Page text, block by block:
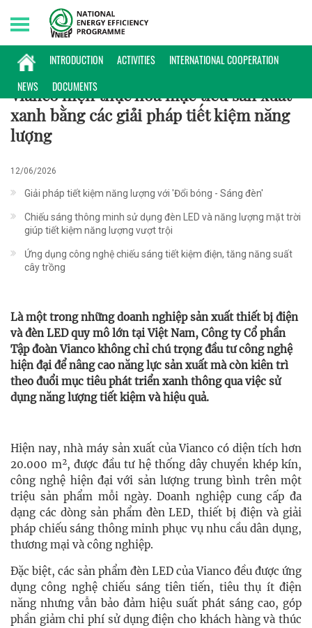
INTRODUCTION ACTIVITIES
INTERNATIONAL COOPERATION
NEWS
DOCUMENTS
Sunday, 09/08/2026 | 18:47 GMT+7
ĐIỂN HÌNH
Vianco hiện thực hóa mục tiêu sản xuất
xanh bằng các giải pháp tiết kiệm năng
lượng
12/06/2026
Giải pháp tiết kiệm năng lượng với 'Đổi bóng - Sáng đèn'
Chiếu sáng thông minh sử dụng đèn LED và năng lượng mặt trời
giúp tiết kiệm năng lượng vượt trội
Ứng dụng công nghệ chiếu sáng tiết kiệm điện, tăng năng suất
cây trồng
Là một trong những doanh nghiệp sản xuất thiết bị điện
và đèn LED quy mô lớn tại Việt Nam, Công ty Cổ phần
Tập đoàn Vianco không chỉ chú trọng đầu tư công nghệ
hiện đại để nâng cao năng lực sản xuất mà còn kiên trì
theo đuổi mục tiêu phát triển xanh thông qua việc sử
dụng năng lượng tiết kiệm và hiệu quả.
Hiện nay, nhà máy sản xuất của Vianco có diện tích hơn
20.000 m², được đầu tư hệ thống dây chuyền khép kín,
công nghệ hiện đại với sản lượng trung bình trên một
triệu sản phẩm mỗi ngày. Doanh nghiệp cung cấp đa
dạng các dòng sản phẩm đèn LED, thiết bị điện và giải
pháp chiếu sáng thông minh phục vụ nhu cầu dân dụng,
thương mại và công nghiệp.
Đặc biệt, các sản phẩm đèn LED của Vianco đều được ứng
dụng công nghệ chiếu sáng tiên tiến, tiêu thụ ít điện
năng nhưng vẫn bảo đảm hiệu suất phát sáng cao, góp
phần giảm chi phí sử dụng điện cho khách hàng và thúc